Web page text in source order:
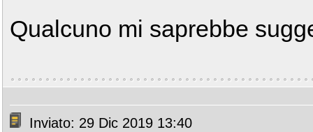
Qualcuno mi saprebbe
Inviato: 29 Dic 2019 13:40